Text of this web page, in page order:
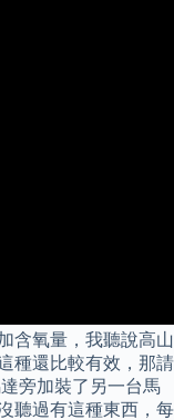
含氧量，我聽說高山
種還比較有效，那請
旁加裝了另一台馬
聽過有這種東西，每